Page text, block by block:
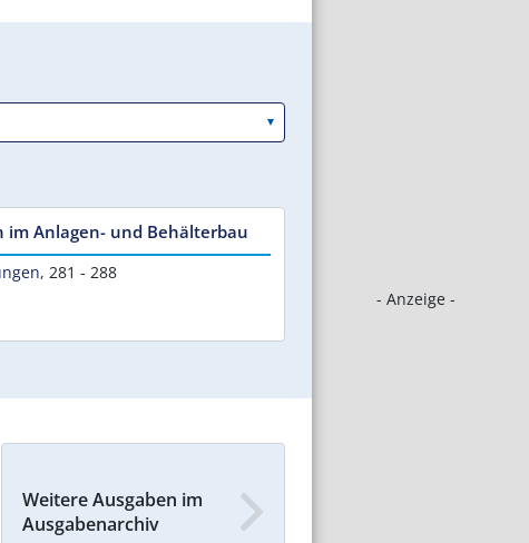
- Anzeige -
im Anlagen- und Behälterbau
, 281 - 288
Weitere Ausgaben im
Ausgabenarchiv